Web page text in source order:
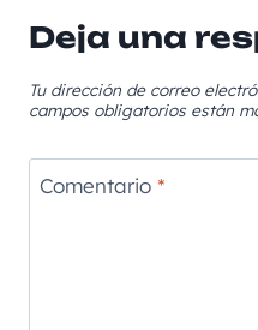
Deja una
Tu dirección de correo
campos obligatorios están
Comentario *